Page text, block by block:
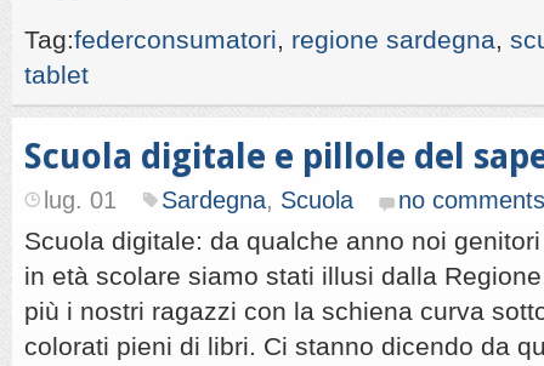
Tag:federconsumatori, regione sardegna,
tablet
Scuola digitale e pillole del
lug. 01 Sardegna, Scuola no comments
Scuola digitale: da qualche anno noi
in età scolare siamo stati illusi dalla
più i nostri ragazzi con la schiena curva
colorati pieni di libri. Ci stanno dicendo da